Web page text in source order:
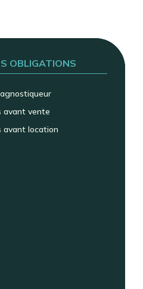
OBLIGATIONS
avant vente
avant location